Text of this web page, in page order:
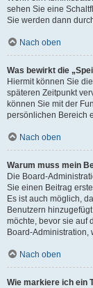
sehen Sie eine
Sie werden dann
Nach oben
Was bewirkt die
Hiermit können Sie
späteren Zeitpunkt
können Sie mit der
persönlichen Bereich
Nach oben
Warum muss mein
Die Board-
Sie einen Beitrag
Es ist auch möglich,
Benutzern
möchte, bevor sie auf
Board-
Nach oben
Wie markiere ich ein